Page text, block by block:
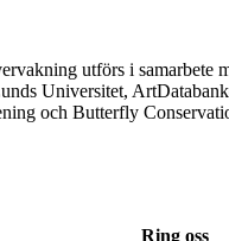
utförs i samarbete
Universitet,
och Butterfly
Ring oss